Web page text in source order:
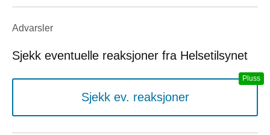
Advarsler
Sjekk eventuelle reaksjoner fra Helsetilsynet
Sjekk ev. reaksjoner